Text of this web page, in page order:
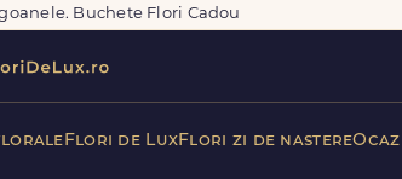
Buchete Flori Cadou
Flori de LuxFlori zi de nastere